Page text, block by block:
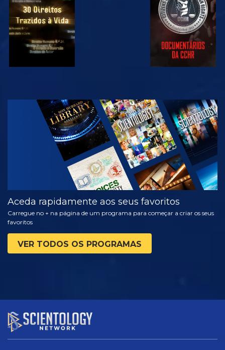
VER
EXPLORAR A
SÉRIE
Aceda rapidamente aos seus favoritos
Carregue no + na página de um programa para começar a criar os seus
favoritos
VER TODOS OS PROGRAMAS